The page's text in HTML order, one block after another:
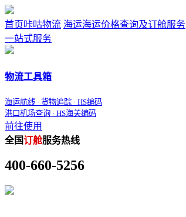
首页咔咕物流 海运海运价格查询及订舱服务
一站式服务
物流工具箱
海运航线 · 货物追踪 · HS编码
港口机场查询 · HS海关编码
前往使用
全国订舱服务热线
400-660-5256